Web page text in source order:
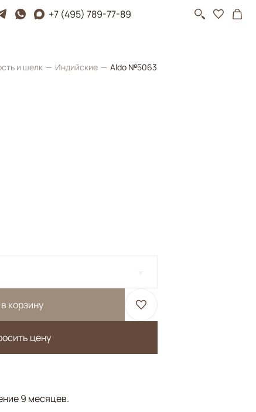
+7 (495) 789-77-89
и шелк Индийские Aldo №5063
корзину
цену
9 месяцев.